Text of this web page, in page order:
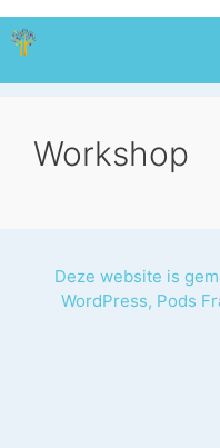
Ga
naar
Workshop
Deze website is
WordPress, Pods